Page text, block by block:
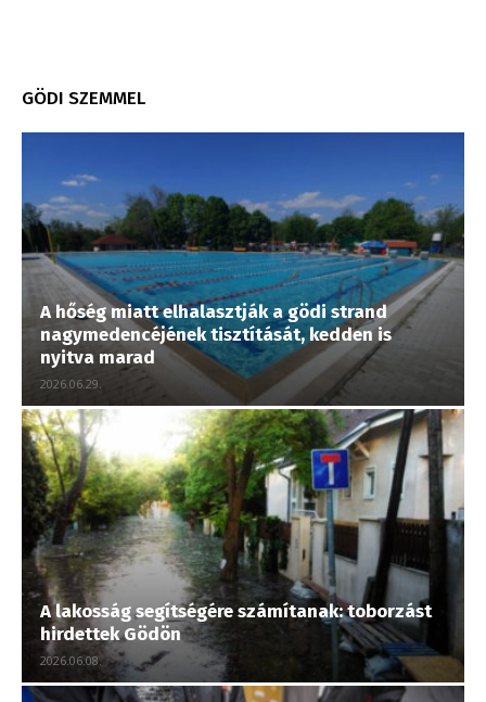
GÖDI SZEMMEL
A hőség miatt elhalasztják a gödi strand
nagymedencéjének tisztítását, kedden is
nyitva marad
2026.06.29.
A lakosság segítségére számítanak: toborzást
hirdettek Gödön
2026.06.08.